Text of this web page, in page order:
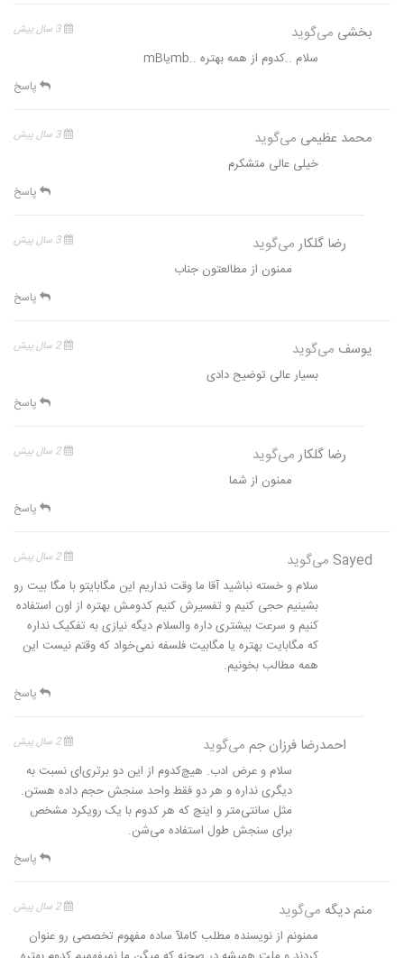
بخشی می‌گوید
سلام ..کدوم از همه بهتره ..mbیاmB
پاسخ
محمد عظیمی می‌گوید
خیلی عالی متشکرم
پاسخ
رضا گلکارمی‌گوید
ممنون از مطالعتون جناب
پاسخ
یوسف می‌گوید
بسیار عالی توضیح دادی
پاسخ
رضا گلکارمی‌گوید
ممنون از شما
پاسخ
Sayed می‌گوید
سلام و خسته نباشید آقا ما وقت نداریم این مگابایتو با مگا بیت رو
بشینیم حجی کنیم و تفسیرش کنیم کدومش بهتره از اون استفاده
کنیم و سرعت بیشتری داره والسلام دیگه نیازی به تفکیک نداره
که مگابایت بهتره یا مگابیت فلسفه نمی‌خواد که وقتم نیست این
همه مطالب بخونیم.
پاسخ
احمدرضا فرزان جم می‌گوید
سلام و عرض ادب. هیچ‌کدوم از این دو برتری‌ای نسبت به
دیگری نداره و هر دو فقط واحد سنجش حجم داده هستن.
مثل سانتی‌متر و اینچ که هر کدوم با یک رویکرد مشخص
برای سنجش طول استفاده می‌شن.
پاسخ
منم دیگه می‌گوید
ممنونم از نویسنده مطلب کاملآ ساده مفهوم تخصصی رو عنوان